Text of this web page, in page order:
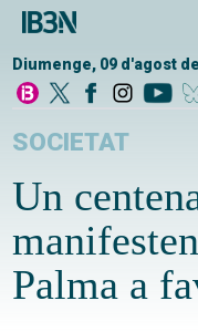
Diumenge, 09 d'agost
SOCIETAT
Un
Palma a